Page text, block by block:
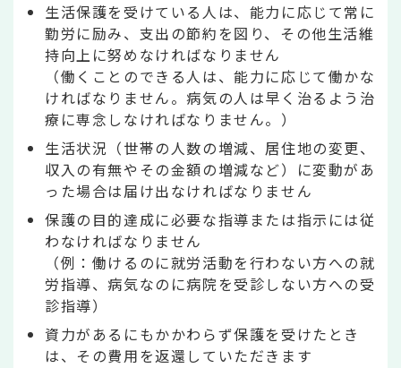
生活保護を受けている人は、能力に応じて常に
勤労に励み、支出の節約を図り、その他生活維
持向上に努めなければなりません
（働くことのできる人は、能力に応じて働かな
ければなりません。病気の人は早く治るよう治
療に専念しなければなりません。）
生活状況（世帯の人数の増減、居住地の変更、
収入の有無やその金額の増減など）に変動があ
った場合は届け出なければなりません
保護の目的達成に必要な指導または指示には従
わなければなりません
（例：働けるのに就労活動を行わない方への就
労指導、病気なのに病院を受診しない方への受
診指導）
資力があるにもかかわらず保護を受けたとき
は、その費用を返還していただきます